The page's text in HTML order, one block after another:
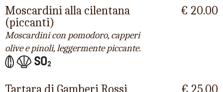
Moscardini alla cilentana
(piccanti)
Moscardini con pomodoro, capperi
olive e pinoli, leggermente piccante.
€ 20.00
Tartara di Gamberi Rossi € 25.00